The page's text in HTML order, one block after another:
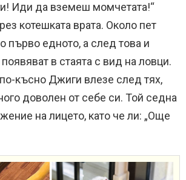
Иди да вземеш момчетата!“
котешката врата. Около пет
първо едното, а след това и
в стаята с вид на ловци.
късно Джиги влезе след тях,
доволен от себе си. Той седна
на лицето, като че ли: „Още